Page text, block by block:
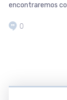
encontraremos
0